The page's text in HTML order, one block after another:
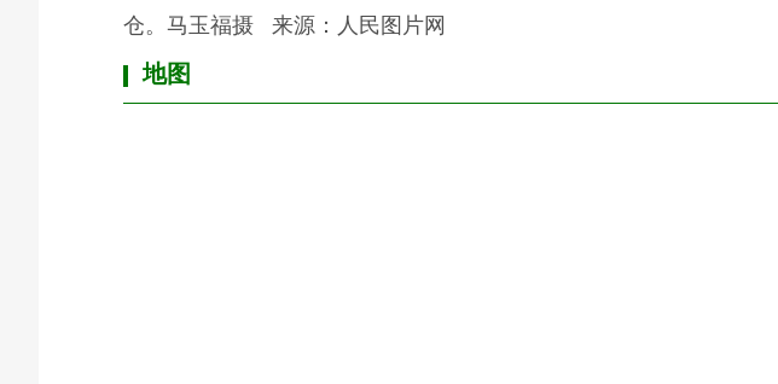
仓。马玉福摄来源： 人民图片网
地图